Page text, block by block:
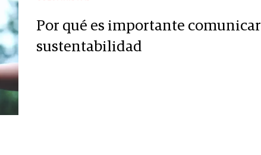
Por qué es importante comunicar
sustentabilidad